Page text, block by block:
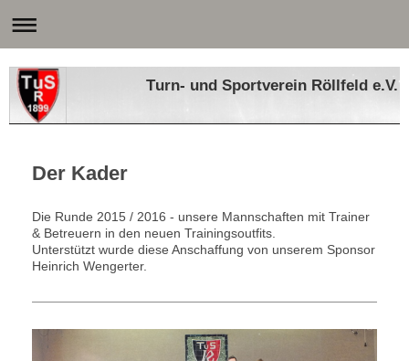
Turn- und Sportverein Röllfeld e.V.
Der Kader
Die Runde 2015 / 2016 - unsere Mannschaften mit Trainer
& Betreuern in den neuen Trainingsoutfits.
Unterstützt wurde diese Anschaffung von unserem Sponsor
Heinrich Wengerter.